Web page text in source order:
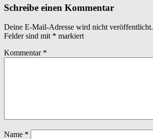
Schreibe einen Kommentar
Deine E-Mail-Adresse wird nicht veröffentlicht.
Felder sind mit * markiert
Kommentar *
Name *